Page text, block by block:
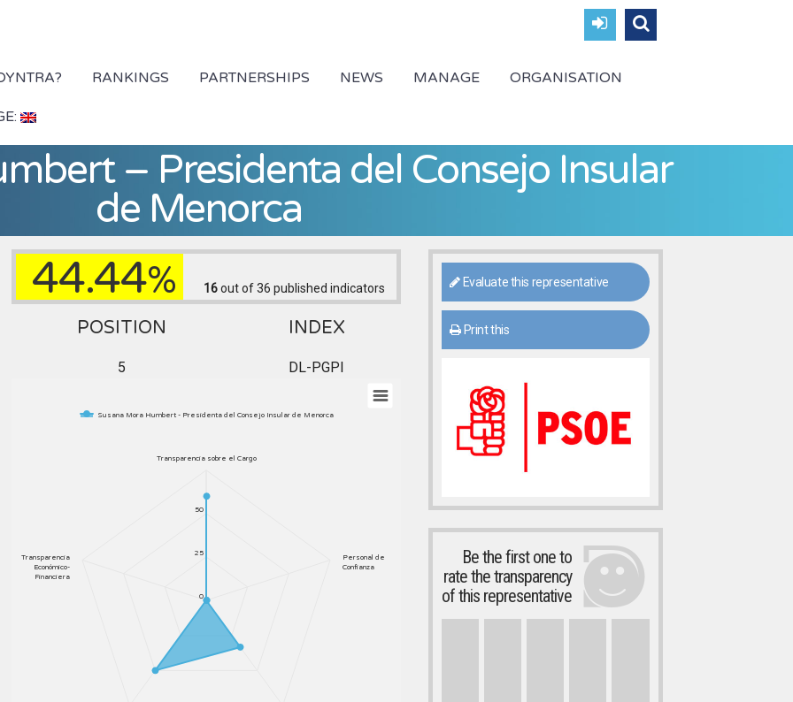
RANKINGS PARTNERSHIPS NEWS MANAGE ORGANISATION
– Presidenta del Consejo Insular
de Menorca
44.44% 16out of 36 published indicators
POSITION INDEX
5 DL-PGPI
Susana Mora Humbert - Presidenta del Consejo Insular de Menorca
Transparencia sobre el Cargo
Personal de
Confianza
Transparencia
Económico-
Financiera
0
25
50
Evaluate this representative
Print this
Be the first one to
rate the transparency
of this representative